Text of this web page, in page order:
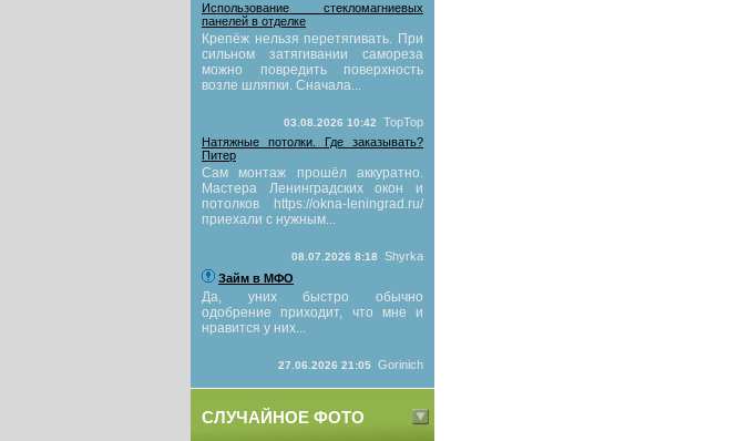
Использование стекломагниевых
панелей в отделке
Крепёж нельзя перетягивать. При
сильном затягивании самореза
можно повредить поверхность
возле шляпки. Сначала...
03.08.2026 10:42
TopTop
Натяжные потолки. Где заказывать?
Питер
Сам монтаж прошёл аккуратно.
Мастера Ленинградских окон и
потолков https://okna-leningrad.ru/
приехали с нужным...
08.07.2026 8:18
Shyrka
Займ в МФО
Да, уних быстро обычно
одобрение приходит, что мне и
нравится у них...
27.06.2026 21:05 Gorinich
СЛУЧАЙНОЕ ФОТО